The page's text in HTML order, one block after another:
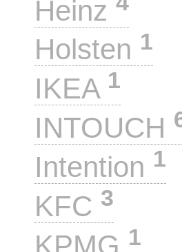
Heinz
Holsten 1
IKEA 1
INTOUCH
Intention 1
KFC 3
KPMG 1